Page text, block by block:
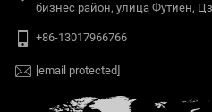
бизнес район, улица Футиен,
+86-13017966766
[email protected]